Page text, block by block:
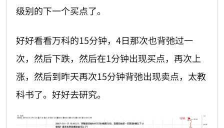
级别的下一个买点了。
好好看看万科的15分钟，4日那次也背弛过一
次，然后下跌，然后在1分钟出现买点，再次上
涨，然后到昨天再次15分钟背弛出现卖点，太教
科书了。好好去研究。